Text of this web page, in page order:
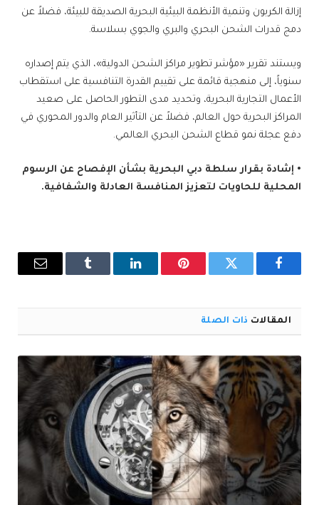
إزالة الكربون وتنمية الأنظمة البيئية البحرية الصديقة للبيئة، فضلاً عن
دمج قدرات الشحن البحري والبري والجوي بسلاسة.
ويستند تقرير «مؤشر تطوير مراكز الشحن الدولية»، الذي يتم إصداره
سنوياً، إلى منهجية قائمة على تقييم القدرة التنافسية على استقطاب
الأعمال التجارية البحرية، وتحديد مدى التطور الحاصل على صعيد
المراكز البحرية حول العالم، فضلاً عن التأثير العام والدور المحوري في
دفع عجلة نمو قطاع الشحن البحري العالمي.
• إشادة بقرار سلطة دبي البحرية بشأن الإفصاح عن الرسوم
المحلية للحاويات لتعزيز المنافسة العادلة والشفافية.
فيسبوك تويتر بينتيريستلينكدإن Tumblr
البريد
المقالات ذات الصلة